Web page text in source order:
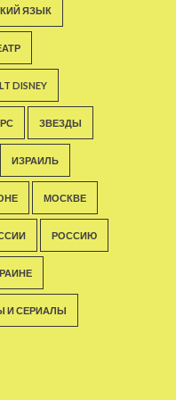
ЯЗЫК
DISNEY
ЗВЕЗДЫ
ИЗРАИЛЬ
МОСКВЕ
РОССИЮ
И СЕРИАЛЫ